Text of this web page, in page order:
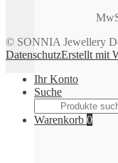
© SONNIA Jewellery
DatenschutzErstellt mit
Ihr Konto
Suche
Suchen
nach:
Warenkorb 0